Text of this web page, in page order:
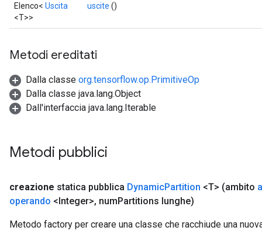
Elenco< Uscita
<T>>
uscite ()
Metodi ereditati
Dalla classe org.tensorflow.op.PrimitiveOp
Dalla classe java.lang.Object
Dall'interfaccia java.lang.Iterable
Metodi pubblici
creazione statica pubblica DynamicPartition <T> (ambito
operando <Integer>, numPartitions lunghe)
Metodo factory per creare una classe che racchiude una